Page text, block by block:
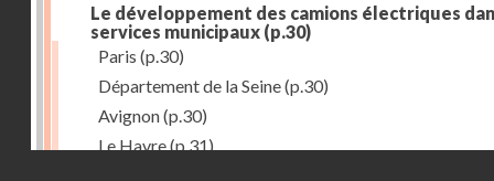
Le développement des camions électriques
services municipaux (p.30)
Paris (p.30)
Département de la Seine(p.30)
Avignon(p.30)
Le Havre(p.31)